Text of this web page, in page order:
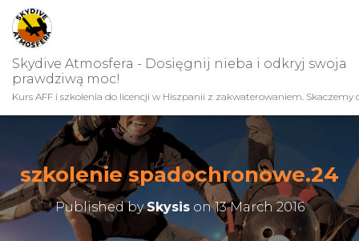
Skydive Atmosfera - Dosięgnij nieba i odkryj swoja
prawdziwą moc!
Kurs AFF i szkolenia do licencji w Hiszpanii z zakwaterowaniem. Skaczemy
szkolenie spadochronowe.24
Published bySkysison13 March 2016